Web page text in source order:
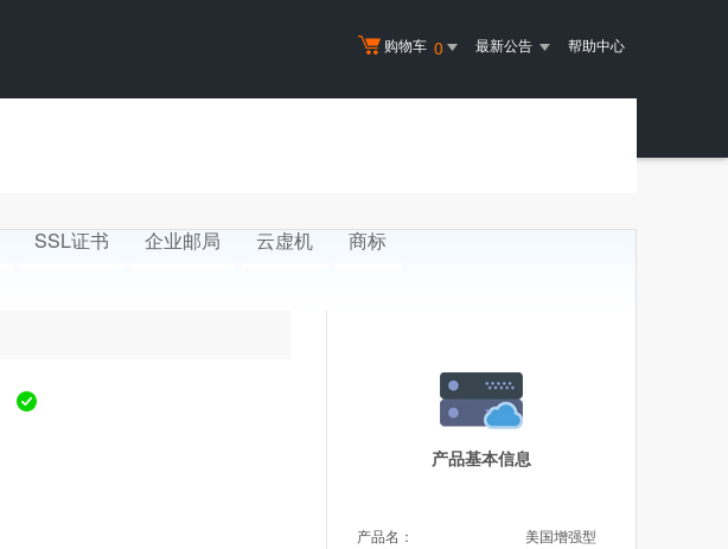
购物车 0 最新公告 帮助中心
SSL证书 企业邮局 云虚机 商标
产品基本信息
产品名： 美国增强型